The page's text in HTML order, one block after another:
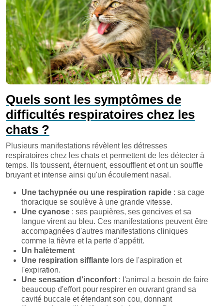
Quels sont les symptômes de
difficultés respiratoires chez les
chats ?
Plusieurs manifestations révèlent les détresses
respiratoires chez les chats et permettent de les détecter à
temps. Ils toussent, éternuent, essoufflent et ont un souffle
bruyant et intense ainsi qu'un écoulement nasal.
Une tachypnée ou une respiration rapide : sa cage
thoracique se soulève à une grande vitesse.
Une cyanose : ses paupières, ses gencives et sa
langue virent au bleu. Ces manifestations peuvent être
accompagnées d'autres manifestations cliniques
comme la fièvre et la perte d'appétit.
Un halètement
Une respiration sifflante lors de l'aspiration et
l'expiration.
Une sensation d'inconfort : l'animal a besoin de faire
beaucoup d'effort pour respirer en ouvrant grand sa
cavité buccale et étendant son cou, donnant